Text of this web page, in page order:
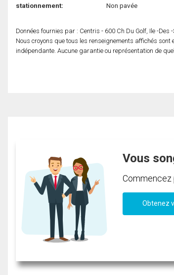
stationnement:
Non pavée
Données fournies par : Centris - 600 Ch Du Golf, Ile -Des
Nous croyons que tous les renseignements affichés
indépendante. Aucune garantie ou représentation de
Vous
Commencez
Obtenez